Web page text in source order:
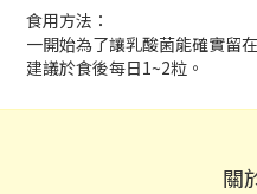
食用方法：
一開始為了讓乳酸菌能確實留
建議於食後每日1~2粒。
關